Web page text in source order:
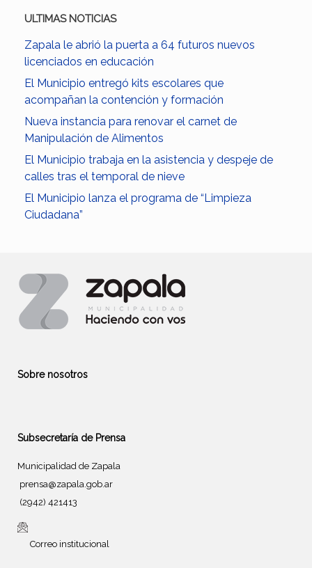
ULTIMAS NOTICIAS
Zapala le abrió la puerta a 64 futuros nuevos
licenciados en educación
El Municipio entregó kits escolares que
acompañan la contención y formación
Nueva instancia para renovar el carnet de
Manipulación de Alimentos
El Municipio trabaja en la asistencia y despeje de
calles tras el temporal de nieve
El Municipio lanza el programa de “Limpieza
Ciudadana”
Sobre nosotros
Subsecretaría de Prensa
Municipalidad de Zapala
prensa@zapala.gob.ar
(2942) 421413
Correo institucional